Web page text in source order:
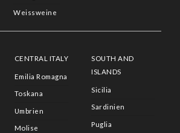
Weissweine
CENTRAL ITALY
Emilia Romagna
Toskana
Umbrien
Molise
SOUTH AND
ISLANDS
Sicilia
Sardinien
Puglia